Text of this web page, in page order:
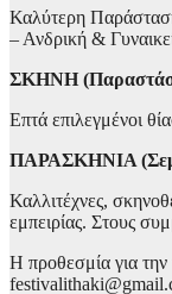
Καλύτερη
– Ανδρική &
ΣΚΗΝΗ
Επτά επιλεγμένοι
ΠΑΡΑΣΚΗΝΙΑ
Καλλιτέχνες,
εμπειρίας. Στους
Η προθεσμία για